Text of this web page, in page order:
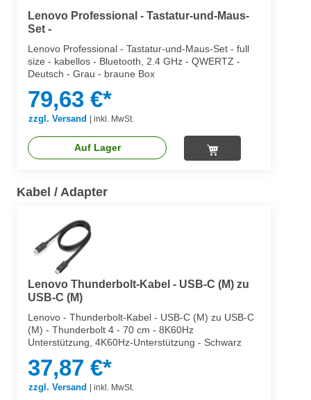
Lenovo Professional - Tastatur-und-Maus-
Set -
Lenovo Professional - Tastatur-und-Maus-Set - full
size - kabellos - Bluetooth, 2.4 GHz - QWERTZ -
Deutsch - Grau - braune Box
79,63 €*
zzgl. Versand inkl. MwSt.
Auf Lager
Kabel / Adapter
Lenovo Thunderbolt-Kabel - USB-C (M) zu
USB-C (M)
Lenovo - Thunderbolt-Kabel - USB-C (M) zu USB-C
(M) - Thunderbolt 4 - 70 cm - 8K60Hz
Unterstützung, 4K60Hz-Unterstützung - Schwarz
37,87 €*
zzgl. Versand | inkl. MwSt.